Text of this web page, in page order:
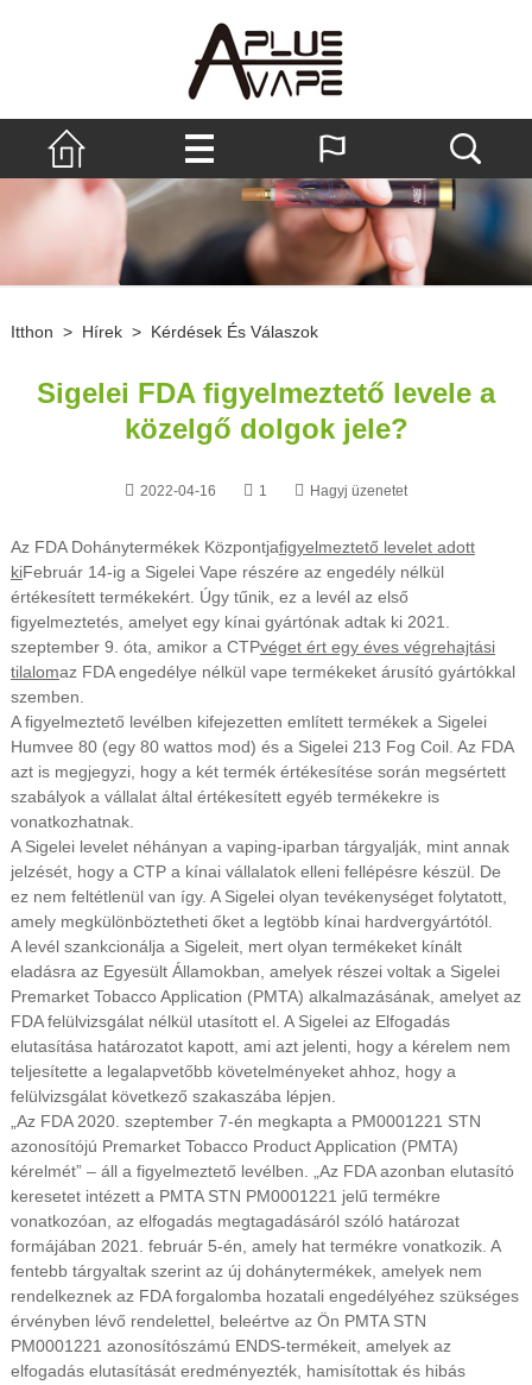
Itthon > Hírek > Kérdések És Válaszok
Sigelei FDA figyelmeztető levele a
közelgő dolgok jele?
2022-04-16 1 Hagyj üzenetet
Az FDA Dohánytermékek Központjafigyelmeztető levelet adott
kiFebruár 14-ig a Sigelei Vape részére az engedély nélkül
értékesített termékekért. Úgy tűnik, ez a levél az első
figyelmeztetés, amelyet egy kínai gyártónak adtak ki 2021.
szeptember 9. óta, amikor a CTPvéget ért egy éves végrehajtási
tilalomaz FDA engedélye nélkül vape termékeket árusító gyártókkal
szemben.
A figyelmeztető levélben kifejezetten említett termékek a Sigelei
Humvee 80 (egy 80 wattos mod) és a Sigelei 213 Fog Coil. Az FDA
azt is megjegyzi, hogy a két termék értékesítése során megsértett
szabályok a vállalat által értékesített egyéb termékekre is
vonatkozhatnak.
A Sigelei levelet néhányan a vaping-iparban tárgyalják, mint annak
jelzését, hogy a CTP a kínai vállalatok elleni fellépésre készül. De
ez nem feltétlenül van így. A Sigelei olyan tevékenységet folytatott,
amely megkülönböztetheti őket a legtöbb kínai hardvergyártótól.
A levél szankcionálja a Sigeleit, mert olyan termékeket kínált
eladásra az Egyesült Államokban, amelyek részei voltak a Sigelei
Premarket Tobacco Application (PMTA) alkalmazásának, amelyet az
FDA felülvizsgálat nélkül utasított el. A Sigelei az Elfogadás
elutasítása határozatot kapott, ami azt jelenti, hogy a kérelem nem
teljesítette a legalapvetőbb követelményeket ahhoz, hogy a
felülvizsgálat következő szakaszába lépjen.
„Az FDA 2020. szeptember 7-én megkapta a PM0001221 STN
azonosítójú Premarket Tobacco Product Application (PMTA)
kérelmét” – áll a figyelmeztető levélben. „Az FDA azonban elutasító
keresetet intézett a PMTA STN PM0001221 jelű termékre
vonatkozóan, az elfogadás megtagadásáról szóló határozat
formájában 2021. február 5-én, amely hat termékre vonatkozik. A
fentebb tárgyaltak szerint az új dohánytermékek, amelyek nem
rendelkeznek az FDA forgalomba hozatali engedélyéhez szükséges
érvényben lévő rendelettel, beleértve az Ön PMTA STN
PM0001221 azonosítószámú ENDS-termékeit, amelyek az
elfogadás elutasítását eredményezték, hamisítottak és hibás